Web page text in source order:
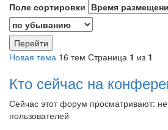
Поле сортировки
Новая тема 16 тем Страница 1 из 1
Кто сейчас на
Сейчас этот форум просматривают:
пользователей